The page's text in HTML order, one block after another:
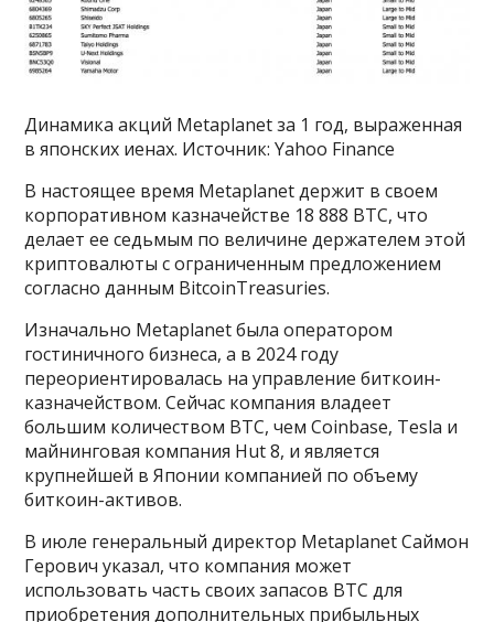
Динамика акций Metaplanet за 1 год, выраженная
в японских иенах. Источник: Yahoo Finance
В настоящее время Metaplanet держит в своем
корпоративном казначействе 18 888 BTC, что
делает ее седьмым по величине держателем этой
криптовалюты с ограниченным предложением
согласно данным BitcoinTreasuries.
Изначально Metaplanet была оператором
гостиничного бизнеса, а в 2024 году
переориентировалась на управление биткоин-
казначейством. Сейчас компания владеет
большим количеством BTC, чем Coinbase, Tesla и
майнинговая компания Hut 8, и является
крупнейшей в Японии компанией по объему
биткоин-активов.
В июле генеральный директор Metaplanet Саймон
Герович указал, что компания может
использовать часть своих запасов BTC для
приобретения дополнительных прибыльных